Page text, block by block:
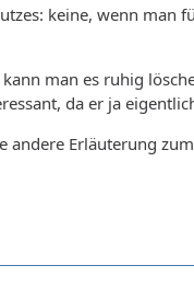
keine, wenn man
man es ruhig
da er ja
Erläuterung